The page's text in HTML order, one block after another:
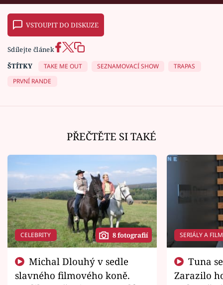
VSTOUPIT DO DISKUZE
Sdílejte článek
ŠTÍTKY
TAKE ME OUT SEZNAMOVACÍ SHOW
TRAPAS
PRVNÍ RANDE
PŘEČTĚTE SI TAKÉ
CELEBRITY 8 fotografií
slavného filmového koně.
SERIÁLY A
Zarazilo